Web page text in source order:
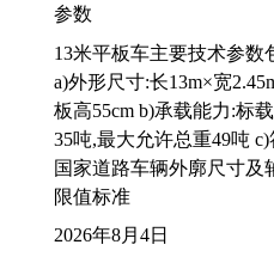
参数
13米平板车主要技术参数
a)外形尺寸:长13m×宽
板高55cm b)承载能力:标
35吨,最大允许总重49吨 c)
国家道路车辆外廓尺寸及
限值标准
2026年8月4日